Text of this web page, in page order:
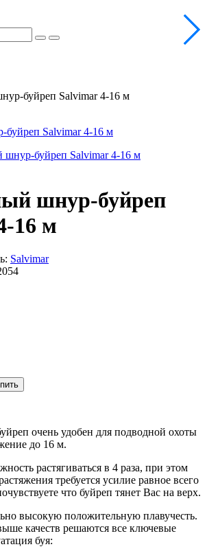
буйреп Salvimar 4-16 м
шнур-буйреп
16 м
Salvimar
очень удобен для подводной охоты
до 16 м.
растягиваться в 4 раза, при этом
требуется усилие равное всего
что буйреп тянет Вас на верх.
высокую положительную плавучесть.
качеств решаются все ключевые
буя: